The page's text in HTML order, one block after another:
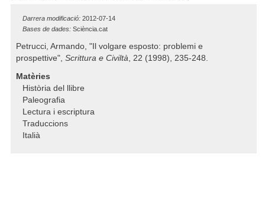
Darrera modificació: 2012-07-14
Bases de dades: Sciència.cat
Petrucci, Armando, "Il volgare esposto: problemi e
prospettive", Scrittura e Civiltà, 22 (1998), 235-248.
Matèries
Història del llibre
Paleografia
Lectura i escriptura
Traduccions
Italià